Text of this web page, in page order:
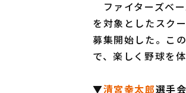
ファイターズベ
を対象としたスク
募集開始した。こ
で、楽しく野球を
▼清宮幸太郎選手